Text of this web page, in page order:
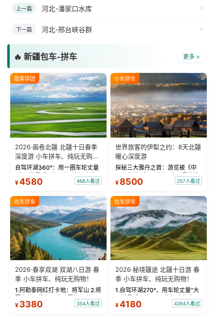
上一篇 河北-潘家口水库
下一篇 河北-邢台峡谷群
🔥 新疆包车-拼车 更多 >
散客拼团
2026·画卷北疆 北疆十日春季
深度游 小车拼车、纯玩无购
物！
自驾环湖360°：用一圈车轮丈量
“大西洋最后一滴眼泪”的极致蔚
蓝。 赛湖旅拍：甄选多款风格服
绝美瞬间。 赛湖坦克300跟车视
频：专业摄影师...
¥4580 468人看过
小车拼车
世界旅客的伊犁之约：8天北疆
暖心深度游
探秘三大雅丹之首：游览被《中
国国家地理》评选为“中国最美的
三大雅丹”第一名的克拉玛依魔鬼
瓦人最大村落——禾木村，欣赏
晨雾与小木...
¥ 8500 257人看过
包车拼车
2026·春享双湖 双湖八日游 春
季 小车拼车、纯玩无购物！
1.阿勒泰网红打卡地：将军山 2.将
军山落日缆车，体验雪都风光 3.
将军山，夕阳派对，蹦迪party 4.
¥ 3380 354人看过
包车拼车
2026·秘境疆途 北疆十日游 春
季 小车拼车、纯玩无购物！
1.自驾环湖270°，用车轮丈量“大
西洋最后一滴眼泪”的极致蔚蓝，
让雪山、花海与深邃湖水在转弯
¥4180 4264人看过